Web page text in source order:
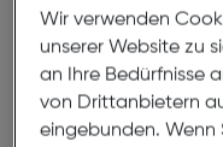
Nach Hause liefern
Selbstabholung in
Wir verwenden
unserer Website zu
an Ihre Bedürfnisse
von Drittanbietern
eingebunden. Wenn